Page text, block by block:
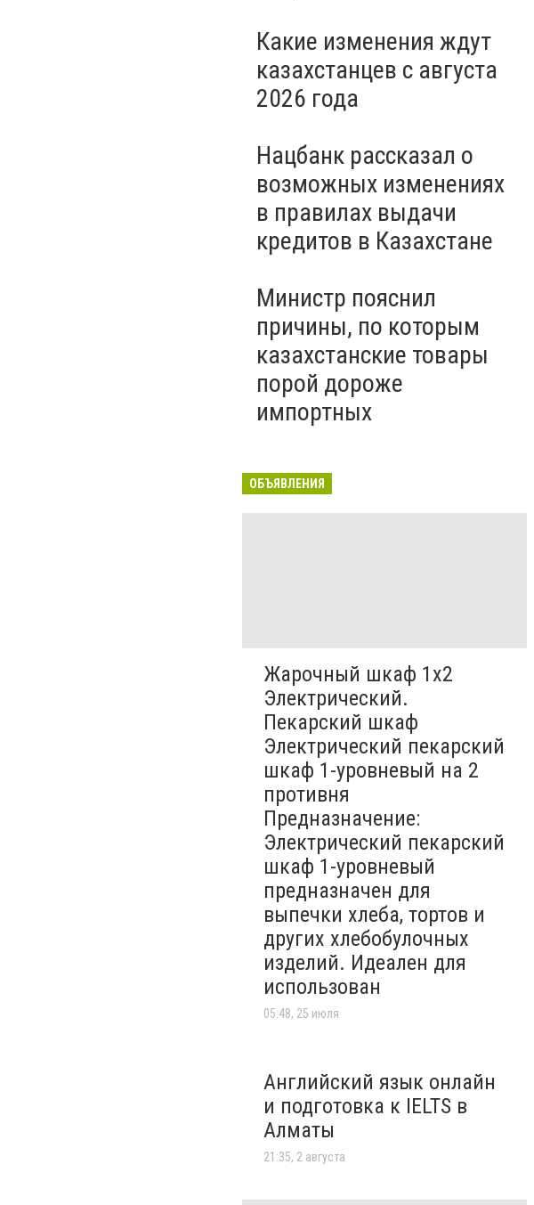
Какие изменения ждут
казахстанцев с августа
2026 года
Нацбанк рассказал о
возможных изменениях
в правилах выдачи
кредитов в Казахстане
Министр пояснил
причины, по которым
казахстанские товары
порой дороже
импортных
ОБЪЯВЛЕНИЯ
Жарочный шкаф 1х2
Электрический.
Пекарский шкаф
Электрический пекарский
шкаф 1-уровневый на 2
противня
Предназначение:
Электрический пекарский
шкаф 1-уровневый
предназначен для
выпечки хлеба, тортов и
других хлебобулочных
изделий. Идеален для
использован
05:48, 25 июля
Английский язык онлайн
и подготовка к IELTS в
Алматы
21:35, 2 августа